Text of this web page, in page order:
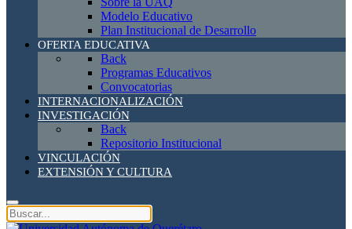
Modelo Educativo
Plan Institucional de Desarrollo
OFERTA EDUCATIVA
Back
Programas Educativos
Convocatorias
INTERNACIONALIZACIÓN
INVESTIGACIÓN
Back
Repositorio Institucional
VINCULACIÓN
EXTENSIÓN Y CULTURA